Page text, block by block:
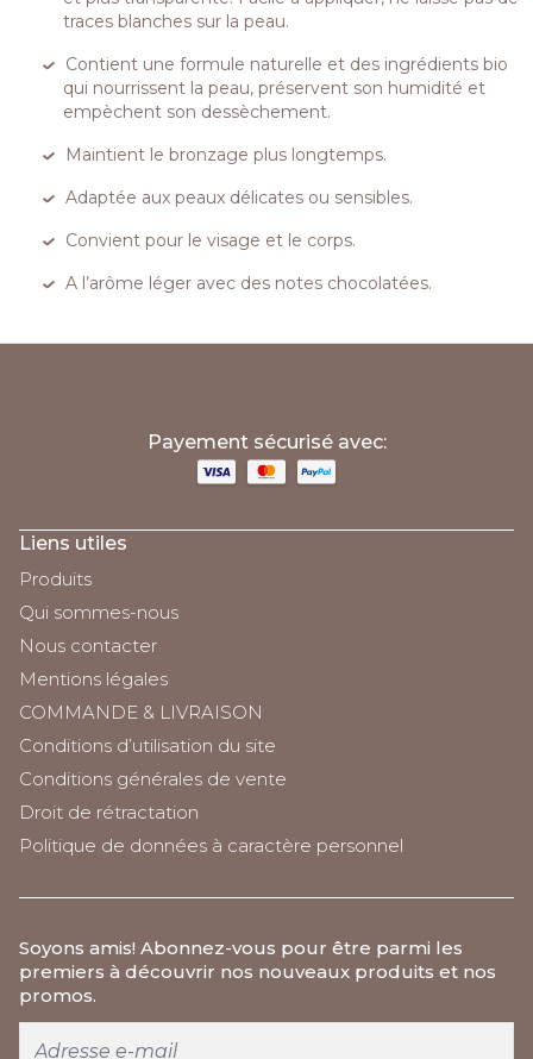
traces blanches sur la peau.
Contient une formule naturelle et des ingrédients bio
qui nourrissent la peau, préservent son humidité et
empèchent son dessèchement.
Maintient le bronzage plus longtemps.
Adaptée aux peaux délicates ou sensibles.
Convient pour le visage et le corps.
A l’arôme léger avec des notes chocolatées.
Payement sécurisé avec:
Liens utiles
Produits
Qui sommes-nous
Nous contacter
Mentions légales
COMMANDE & LIVRAISON
Conditions d’utilisation du site
Conditions générales de vente
Droit de rétractation
Politique de données à caractère personnel
Soyons amis! Abonnez-vous pour être parmi les
premiers à découvrir nos nouveaux produits et nos
promos.